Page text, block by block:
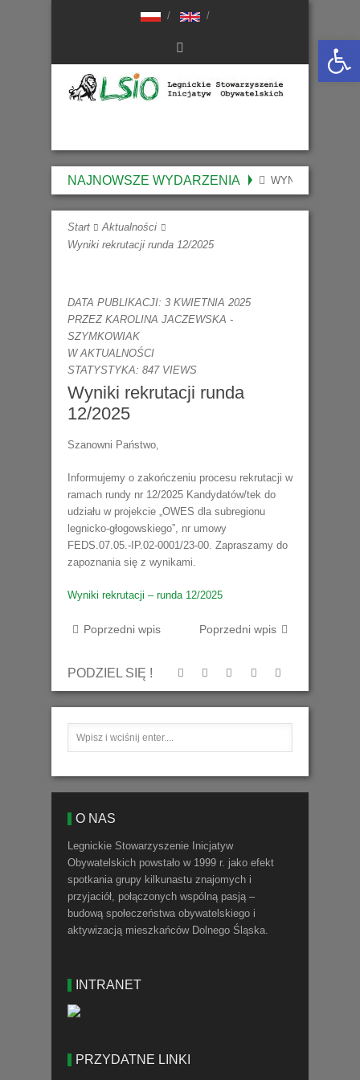
NAJNOWSZE WYDARZENIA WYNIKI NABORU
Start
Aktualności
Wyniki rekrutacji runda 12/2025
DATA PUBLIKACJI: 3 KWIETNIA 2025
PRZEZ KAROLINA JACZEWSKA -
SZYMKOWIAK
W AKTUALNOŚCI
STATYSTYKA: 847 VIEWS
Wyniki rekrutacji runda
12/2025
Szanowni Państwo,
Informujemy o zakończeniu procesu rekrutacji w
ramach rundy nr 12/2025 Kandydatów/tek do
udziału w projekcie „OWES dla subregionu
legnicko-głogowskiego”, nr umowy
FEDS.07.05.-IP.02-0001/23-00. Zapraszamy do
zapoznania się z wynikami.
Wyniki rekrutacji – runda 12/2025
Poprzedni wpis Poprzedni wpis
PODZIEL SIĘ !
O NAS
Legnickie Stowarzyszenie Inicjatyw
Obywatelskich powstało w 1999 r. jako efekt
spotkania grupy kilkunastu znajomych i
przyjaciół, połączonych wspólną pasją –
budową społeczeństwa obywatelskiego i
aktywizacją mieszkańców Dolnego Śląska.
INTRANET
PRZYDATNE LINKI